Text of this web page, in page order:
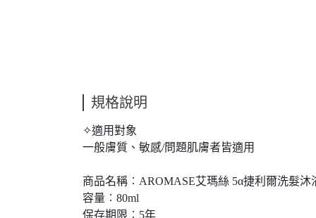
規格說明
✧適用對象
一般膚質、敏感/問題肌膚者皆適用
商品名稱︰AROMASE艾瑪絲 5α捷利爾洗髮沐
容量︰80ml
保存期限︰5年